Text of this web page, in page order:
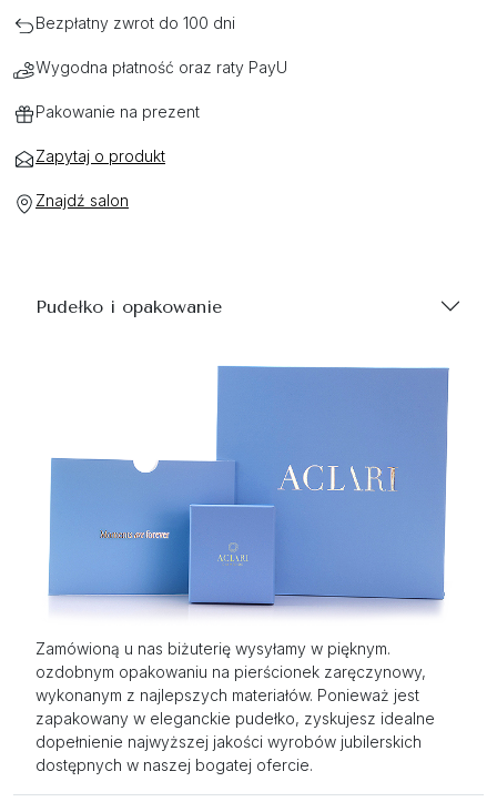
Bezpłatny zwrot do 100 dni
Wygodna płatność oraz raty PayU
Pakowanie na prezent
Zapytaj o produkt
Znajdź salon
Pudełko i opakowanie
Zamówioną u nas biżuterię wysyłamy w pięknym.
ozdobnym opakowaniu na pierścionek zaręczynowy,
wykonanym z najlepszych materiałów. Ponieważ jest
zapakowany w eleganckie pudełko, zyskujesz idealne
dopełnienie najwyższej jakości wyrobów jubilerskich
dostępnych w naszej bogatej ofercie.